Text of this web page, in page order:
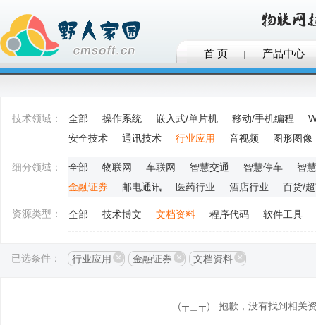
首 页 产品中心
技术领域： 全部 操作系统 嵌入式/单片机 移动/手机编程
安全技术
通讯技术 行业应用 音视频 图形图像
细分领域： 全部 物联网 车联网 智慧交通 智慧停车
智
金融证券
邮电通讯 医药行业 酒店行业 百货/
资源类型： 全部 技术博文 文档资料 程序代码 软件工具
已选条件： 行业应用 金融证券 文档资料
（┬＿┬） 抱歉，没有找到相关